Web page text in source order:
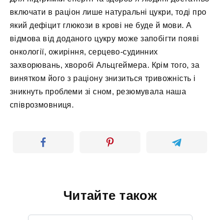
включати в раціон лише натуральні цукри, тоді про
який дефіцит глюкози в крові не буде й мови. А
відмова від доданого цукру може запобігти появі
онкології, ожиріння, серцево-судинних
захворювань, хворобі Альцгеймера. Крім того, за
винятком його з раціону знизиться тривожність і
зникнуть проблеми зі сном, резюмувала наша
співрозмовниця.
Читайте також